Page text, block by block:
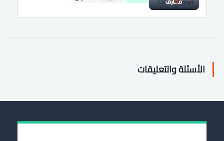
الأسئلة والتعليقات